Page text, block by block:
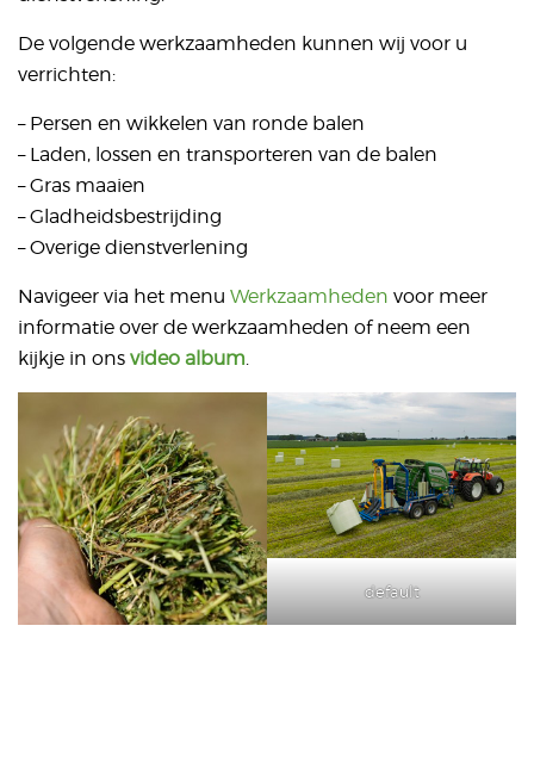
De volgende werkzaamheden kunnen wij voor u
verrichten:
– Persen en wikkelen van ronde balen
– Laden, lossen en transporteren van de balen
– Gras maaien
– Gladheidsbestrijding
– Overige dienstverlening
Navigeer via het menu Werkzaamheden voor meer
informatie over de werkzaamheden of neem een
kijkje in ons video album.
default